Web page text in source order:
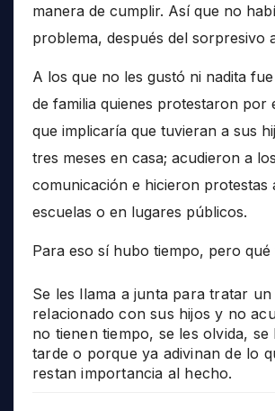
manera de cumplir. Así que no
problema, después del sorpresivo
A los que no les gustó ni nadita
de familia quienes protestaron por
que implicaría que tuvieran a sus
tres meses en casa; acudieron a
comunicación e hicieron protestas
escuelas o en lugares públicos.
Para eso sí hubo tiempo, pero qué
Se les llama a junta para tratar un
relacionado con sus hijos y no
no tienen tiempo, se les olvida, se
tarde o porque ya adivinan de lo
restan importancia al hecho.